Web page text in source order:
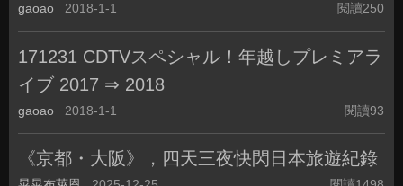
gaoao 2018-1-1 閱讀250
171231 CDTVスペシャル！年越しプレミアラ
イブ 2017 ⇒ 2018
gaoao 2018-1-1 閱讀93
《京都・大阪》，四天三夜快閃日本旅遊紀錄